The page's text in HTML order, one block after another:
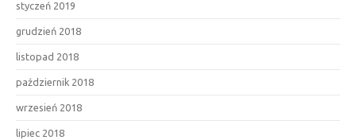
styczeń 2019
grudzień 2018
listopad 2018
październik 2018
wrzesień 2018
lipiec 2018